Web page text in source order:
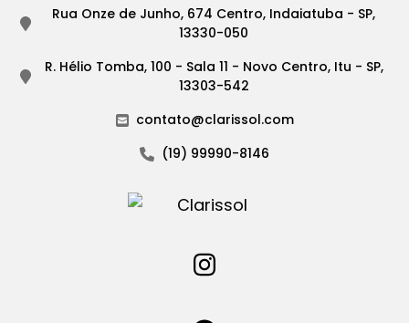
Rua Onze de Junho, 674 Centro, Indaiatuba - SP,
13330-050
R. Hélio Tomba, 100 - Sala 11 - Novo Centro, Itu - SP,
13303-542
contato@clarissol.com
(19) 99990-8146